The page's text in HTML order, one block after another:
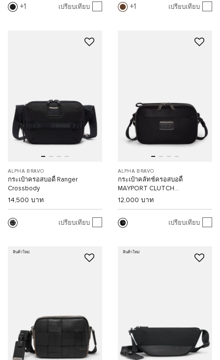
1 เปรียบเทียบ 1 เปรียบเทียบ
ALPHA BRAVO
กระเป๋าครอสบอดี้ Ranger
Crossbody
14,500 บาท
เปรียบเทียบ
ALPHA BRAVO
กระเป๋าคลัทช์ครอสบอดี้
MAYPORT CLUTCH
CROSSBODY
12,000 บาท
เปรียบเทียบ
สินค้าใหม่ สินค้าใหม่